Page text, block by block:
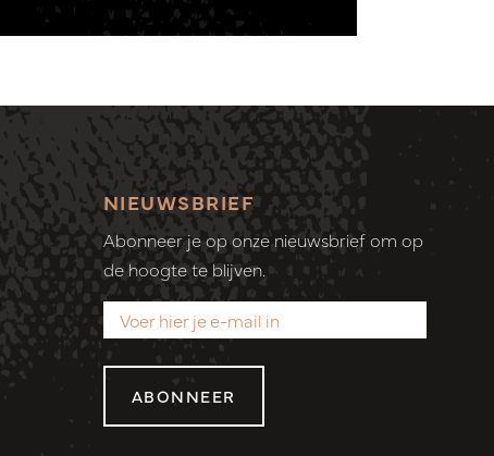
NIEUWSBRIEF
Abonneer je op onze nieuwsbrief om op
de hoogte te blijven.
ABONNEER